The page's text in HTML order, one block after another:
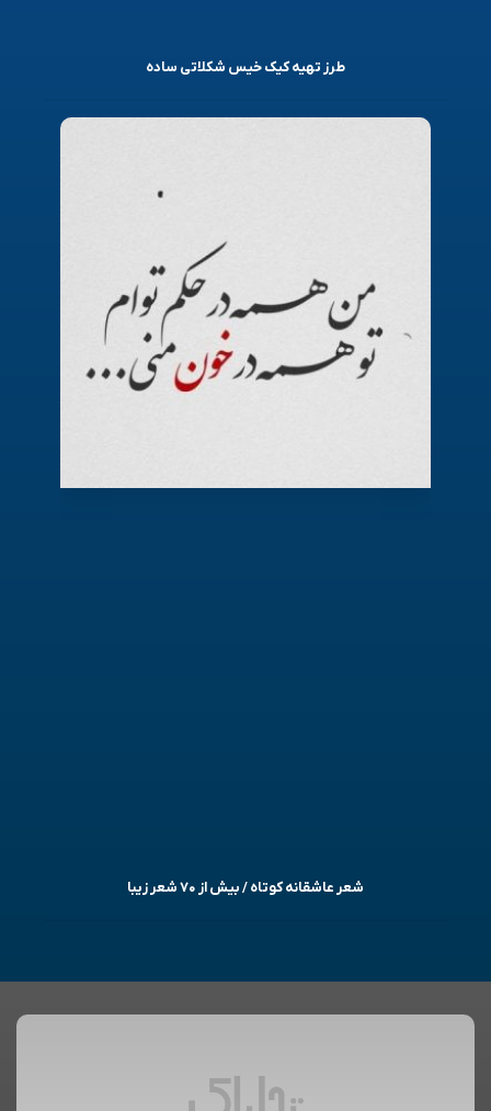
طرز تهیه کیک خیس شکلاتی ساده
شعر عاشقانه کوتاه / بیش از ۷۰ شعر زیبا